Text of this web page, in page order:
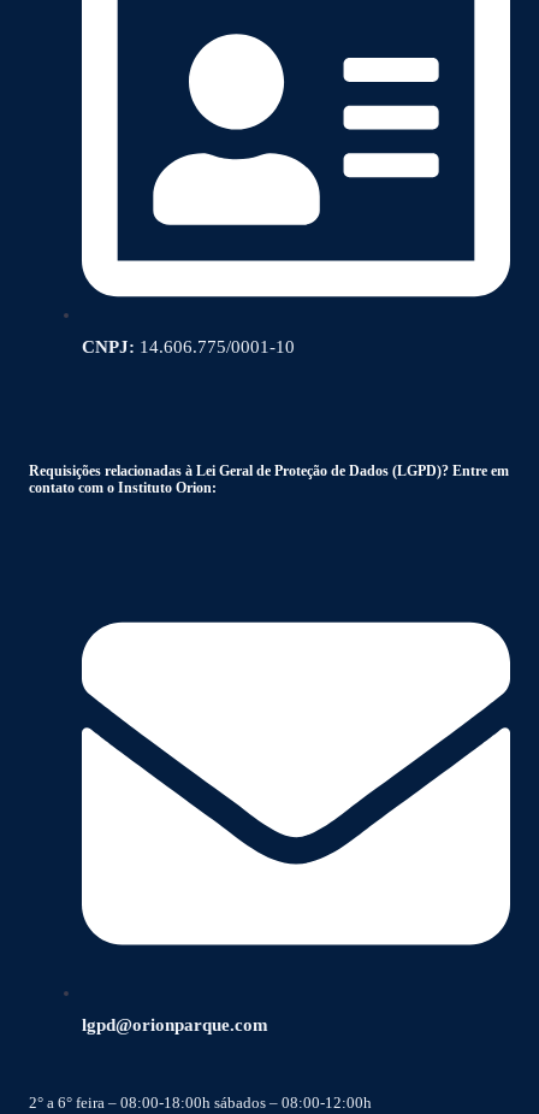
CNPJ: 14.606.775/0001-10
Requisições relacionadas à Lei Geral de Proteção de Dados (LGPD)? Entre em
contato com o Instituto Orion:
lgpd@orionparque.com
2° a 6° feira – 08:00-18:00h sábados – 08:00-12:00h